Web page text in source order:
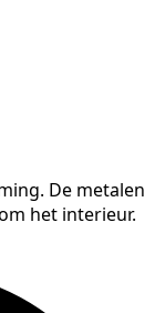
De metalen
het interieur.